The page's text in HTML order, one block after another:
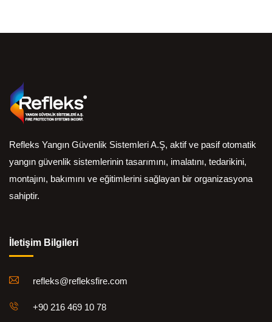
Refleks Yangın Güvenlik Sistemleri A.Ş, aktif ve pasif otomatik
yangın güvenlik sistemlerinin tasarımını, imalatını, tedarikini,
montajını, bakımını ve eğitimlerini sağlayan bir organizasyona
sahiptir.
İletişim Bilgileri
refleks@refleksfire.com
+90 216 469 10 78